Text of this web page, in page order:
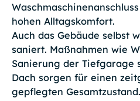
hohen Alltagskomfort.
Auch das Gebäude selbst
saniert. Maßnahmen wie
Sanierung der Tiefgarage
Dach sorgen für einen
gepflegten Gesamtzustand.